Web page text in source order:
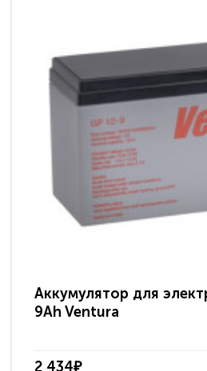
Аккумулятор для
9Ah Ventura
2 434₽